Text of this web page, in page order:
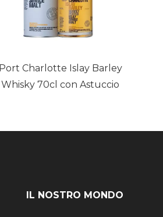
Port Charlotte Islay Barley
Whisky 70cl con Astuccio
IL NOSTRO MONDO